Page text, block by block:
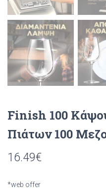
Finish 100
Πιάτων 100
16.49€
*web offer